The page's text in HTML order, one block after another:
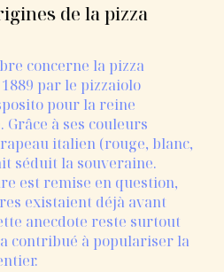
de lapizza
concerne la pizza
par le pizzaiolo
pour la reine
Grâce à ses couleurs
italien (rouge, blanc,
séduit la souveraine.
est remise en question,
existaient déjà avant
anecdote reste surtout
a contribué à populariser la